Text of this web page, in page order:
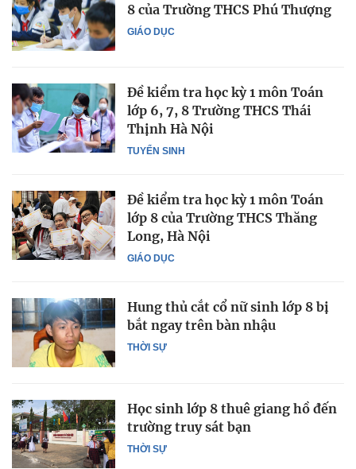
GIÁO DỤC
8 của Trường THCS Phú Thượng
TUYỂN SINH
Đề kiểm tra học kỳ 1 môn Toán
lớp 6, 7, 8 Trường THCS Thái
Thịnh Hà Nội
GIÁO DỤC
Đề kiểm tra học kỳ 1 môn Toán
lớp 8 của Trường THCS Thăng
Long, Hà Nội
THỜI SỰ
Hung thủ cắt cổ nữ sinh lớp 8 bị
bắt ngay trên bàn nhậu
THỜI SỰ
Học sinh lớp 8 thuê giang hồ đến
trường truy sát bạn